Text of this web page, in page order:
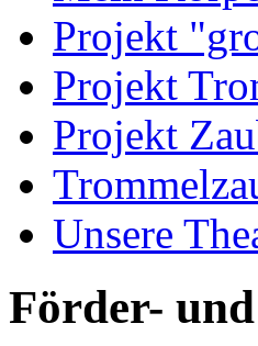
Projekt
Projekt
Projekt
Unsere
Förder-